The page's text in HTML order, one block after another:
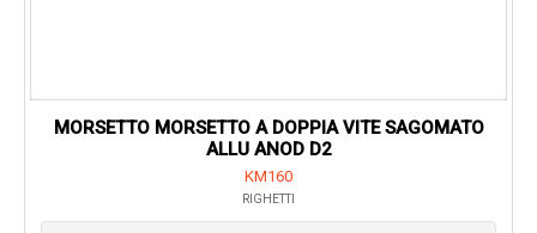
MORSETTO MORSETTO A DOPPIA VITE SAGOMATO
ALLU ANOD D2
KM160
RIGHETTI